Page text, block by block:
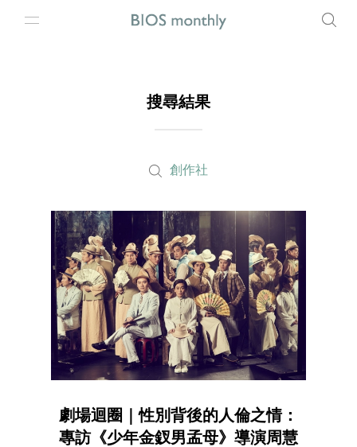
搜尋結果
創作社
劇場迴圈｜性別背後的人倫之情：
專訪《少年金釵男孟母》導演周慧